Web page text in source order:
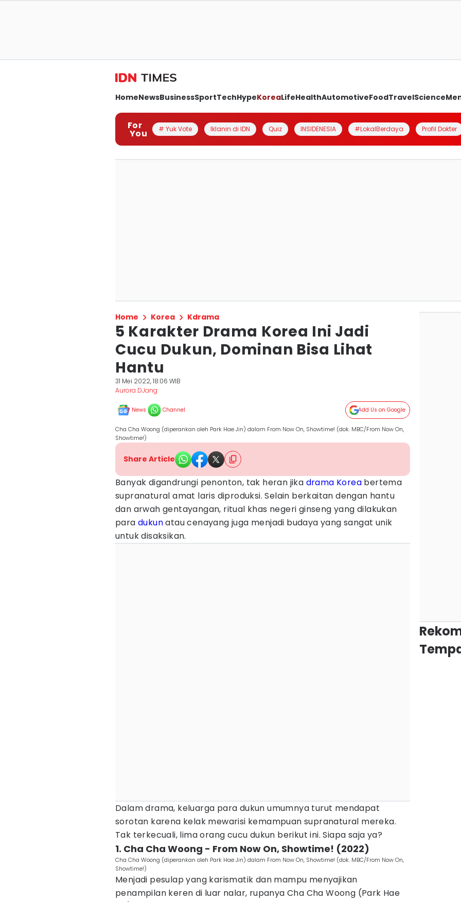
HomeNewsBusinessSportTechHypeKoreaLifeHealthAutomotiveFoodTravelScience
For
You # Yuk Vote Iklanin di IDN Quiz INSIDENESIA #LokalBerdaya Profil Dokter
Home Korea Kdrama
5 Karakter Drama Korea Ini Jadi
Cucu Dukun, Dominan Bisa Lihat
Hantu
31 Mei 2022, 18:06 WIB
Aurora DJang
News Channel Add Us on Google
Cha Cha Woong (diperankan oleh Park Hae Jin) dalam From Now On, Showtime! (dok. MBC/From Now On,
Showtime!)
Share Article
Banyak digandrungi penonton, tak heran jika drama Korea bertema
supranatural amat laris diproduksi. Selain berkaitan dengan hantu
dan arwah gentayangan, ritual khas negeri ginseng yang dilakukan
para dukunatau cenayang juga menjadi budaya yang sangat unik
untuk disaksikan.
Dalam drama, keluarga para dukun umumnya turut mendapat
sorotan karena kelak mewarisi kemampuan supranatural mereka.
Tak terkecuali, lima orang cucu dukun berikut ini. Siapa saja ya?
1. Cha Cha Woong - From Now On, Showtime! (2022)
Cha Cha Woong (diperankan oleh Park Hae Jin) dalam From Now On, Showtime! (dok. MBC/From Now On,
Showtime!)
Menjadi pesulap yang karismatik dan mampu menyajikan
penampilan keren di luar nalar, rupanya Cha Cha Woong (Park Hae